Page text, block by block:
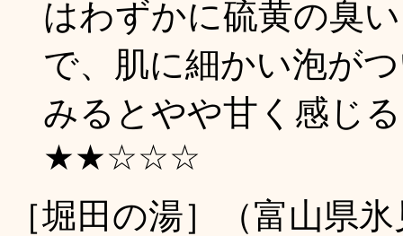
はわずかに硫黄の臭
で、肌に細かい泡が
みるとやや甘く感じ
★★☆☆☆
［堀田の湯］（富山県